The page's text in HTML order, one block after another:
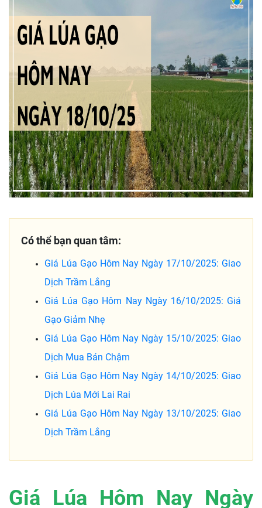
Có thể bạn quan tâm:
Giá Lúa Gạo Hôm Nay Ngày 17/10/2025: Giao
Dịch Trầm Lắng
Giá Lúa Gạo Hôm Nay Ngày 16/10/2025: Giá
Gạo Giảm Nhẹ
Giá Lúa Gạo Hôm Nay Ngày 15/10/2025: Giao
Dịch Mua Bán Chậm
Giá Lúa Gạo Hôm Nay Ngày 14/10/2025: Giao
Dịch Lúa Mới Lai Rai
Giá Lúa Gạo Hôm Nay Ngày 13/10/2025: Giao
Dịch Trầm Lắng
Giá Lúa Hôm Nay Ngày